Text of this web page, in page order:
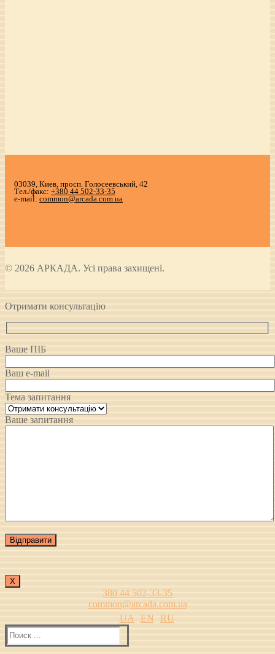
03039, Киев, просп. Голосеевський, 42
Тел./факс: +380 44 502-33-35
e-mail: common@arcada.com.ua
© 2026 АРКАДА. Усі права захищені.
Отримати консультацію
Ваше ПІБ
Ваш e-mail
Тема запитання
Ваше запитання
Х
380 44 502-33-35
common@arcada.com.ua
UA
EN
RU
Найти: